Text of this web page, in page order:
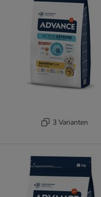
3 Varianten